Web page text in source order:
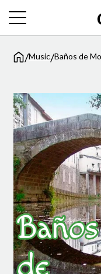
/Music/Baños de